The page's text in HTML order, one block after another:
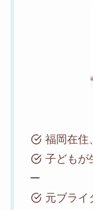
福岡在住
子どもが
ー
元ブライ